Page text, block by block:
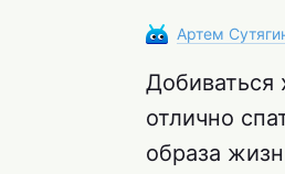
Артем
Добиваться
отлично
образа